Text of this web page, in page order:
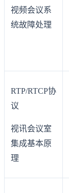
视频会议系
统故障处理
RTP/RTCP协
议
视讯会议室
集成基本原
理